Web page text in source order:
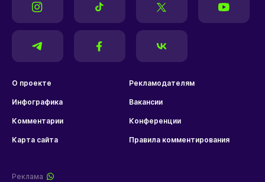
О проекте Рекламодателям
Инфографика Вакансии
Комментарии Конференции
Карта сайта Правила комментирования
Реклама